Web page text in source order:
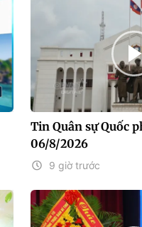
Tin Quân sự Quốc
06/8/2026
9 giờ trước